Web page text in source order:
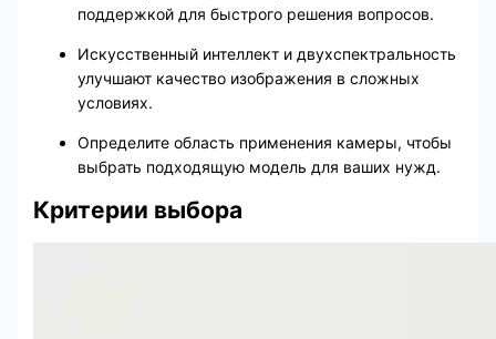
поддержкой для быстрого решения вопросов.
Искусственный интеллект и двухспектральность
улучшают качество изображения в сложных
условиях.
Определите область применения камеры, чтобы
выбрать подходящую модель для ваших нужд.
Критерии выбора